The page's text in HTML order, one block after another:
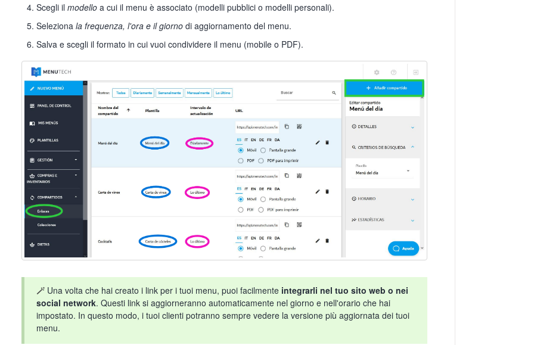
Scegli il modelloa cui il menu è associato (modelli pubblici o modelli personali).
Seleziona la frequenza, l'ora e il giornodi aggiornamento del menu.
Salva e scegli il formato in cui vuoi condividere il menu (mobile o PDF).
🪄Una volta che hai creato i link per i tuoi menu, puoi facilmente integrarli nel tuo sito web o nei
social network. Questi link si aggiorneranno automaticamente nel giorno e nell'orario che hai
impostato. In questo modo, i tuoi clienti potranno sempre vedere la versione più aggiornata dei tuoi
menu.